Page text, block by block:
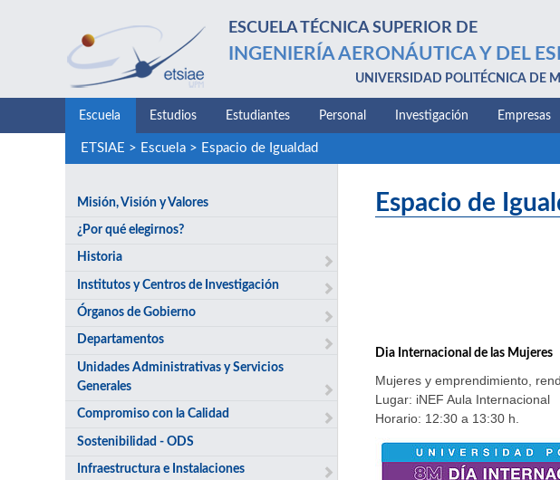
ESCUELA TÉCNICA SUPERIOR DE
INGENIERÍA AERONÁUTICA Y DEL
UNIVERSIDAD POLITÉCNICA DE
Escuela Estudios Estudiantes Personal Investigación Empresas
ETSIAE > Escuela> Espacio de Igualdad
Misión, Visión y Valores
¿Por qué elegirnos?
Historia
Institutos y Centros de Investigación
Órganos de Gobierno
Departamentos
Unidades Administrativas y Servicios
Generales
Compromiso con la Calidad
Sostenibilidad - ODS
Infraestructura e Instalaciones
Espacio de
Dia Internacional de las Mujeres
Mujeres y emprendimiento,
Lugar: iNEF Aula Internacional
Horario: 12:30 a 13:30 h.